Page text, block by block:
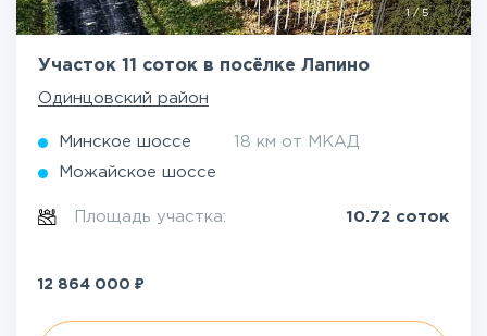
1/5
Участок 11 соток в посёлке Лапино
Одинцовский район
Минское шоссе 18 км от МКАД
Можайское шоссе
Площадь участка: 10.72 соток
12 864 000 ₽